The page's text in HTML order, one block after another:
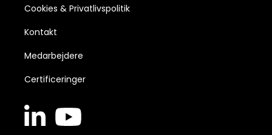
Cookies & Privatlivspolitik
Kontakt
Medarbejdere
Certificeringer
linkedin
in